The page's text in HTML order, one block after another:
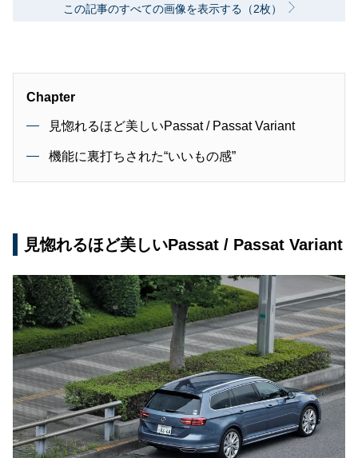
この記事のすべての画像を表示する（2枚）
Chapter
見惚れるほど美しいPassat / Passat Variant
機能に裏打ちされた“いいもの感”
見惚れるほど美しいPassat / Passat Variant